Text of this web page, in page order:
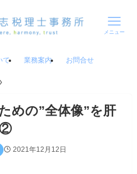
メニュー
て 業務案内 お問合せ
めの”全体像”を肝
②
2021年12月12日